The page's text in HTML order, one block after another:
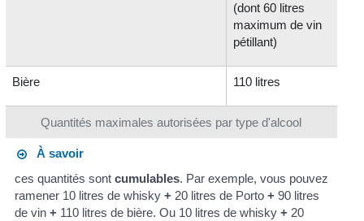
Quantités maximales autorisées par type d'alcool
(dont 60 litres
maximum de vin
pétillant)
Bière 110 litres
À savoir
ces quantités sontcumulables. Par exemple, vous pouvez
ramener 10 litres de whisky+ 20 litres de Porto+ 90 litres
de vin+ 110 litres de bière. Ou 10 litres de whisky+ 20